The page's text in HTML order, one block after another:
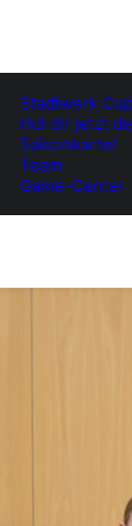
Stadtwerk
Hol dir jetzt
Saisonkarte!
Team
Game-Center